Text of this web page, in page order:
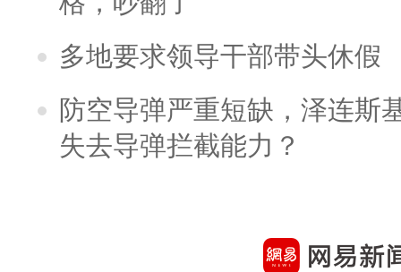
多地要求领导干部带头休假
防空导弹严重短缺，泽连斯
失去导弹拦截能力？